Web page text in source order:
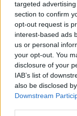
targeted
section to confirm
opt-out request is
interest-based ads
us or personal
your opt-out. You
disclosure of your
IAB’s list of
also be disclosed
Downstream